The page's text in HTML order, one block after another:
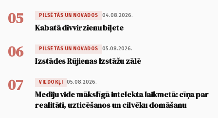
05 PILSĒTĀS UN NOVADOS 04.08.2026.
Kabatā divvirzienu biļete
06 PILSĒTĀS UN NOVADOS 05.08.2026.
Izstādes Rūjienas Izstāžu zālē
07 VIEDOKĻI 05.08.2026.
Mediju vide mākslīgā intelekta laikmetā: cīņa par
realitāti, uzticēšanos un cilvēku domāšanu